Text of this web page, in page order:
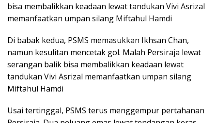
bisa membalikkan keadaan lewat tandukan Vivi Asrizal
memanfaatkan umpan silang Miftahul Hamdi
Di babak kedua, PSMS memasukkan Ikhsan Chan,
namun kesulitan mencetak gol. Malah Persiraja lewat
serangan balik bisa membalikkan keadaan lewat
tandukan Vivi Asrizal memanfaatkan umpan silang
Miftahul Hamdi
Usai tertinggal, PSMS terus menggempur pertahanan